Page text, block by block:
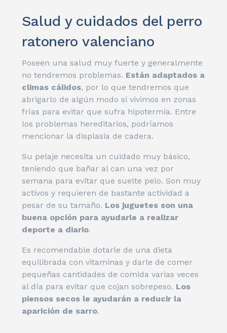
Salud y cuidados del perro
ratonero valenciano
Poseen una salud muy fuerte y generalmente
no tendremos problemas. Están adaptados a
climas cálidos, por lo que tendremos que
abrigarlo de algún modo si vivimos en zonas
frías para evitar que sufra hipotermia. Entre
los problemas hereditarios, podríamos
mencionar la displasia de cadera.
Su pelaje necesita un cuidado muy básico,
teniendo que bañar al can una vez por
semana para evitar que suelte pelo. Son muy
activos y requieren de bastante actividad a
pesar de su tamaño. Los juguetes son una
buena opción para ayudarle a realizar
deporte a diario.
Es recomendable dotarle de una dieta
equilibrada con vitaminas y darle de comer
pequeñas cantidades de comida varias veces
al día para evitar que cojan sobrepeso. Los
piensos secos le ayudarán a reducir la
aparición de sarro.